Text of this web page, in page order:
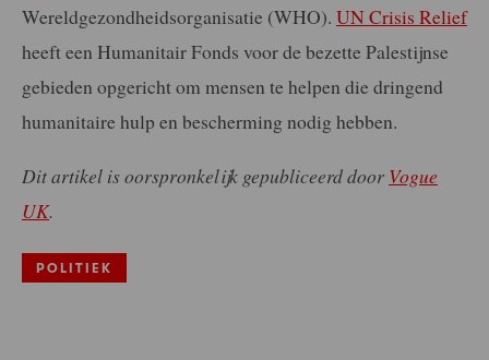
Wereldgezondheidsorganisatie (WHO). UN Crisis Relief
heeft een Humanitair Fonds voor de bezette Palestijnse
gebieden opgericht om mensen te helpen die dringend
humanitaire hulp en bescherming nodig hebben.
Dit artikel is oorspronkelijk gepubliceerd door Vogue
UK.
POLITIEK